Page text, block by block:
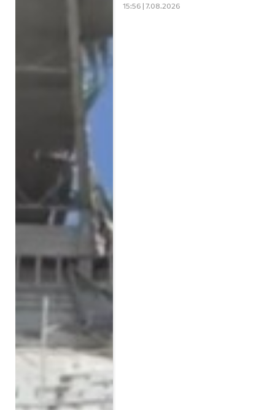
15:56 | 7.08.2026